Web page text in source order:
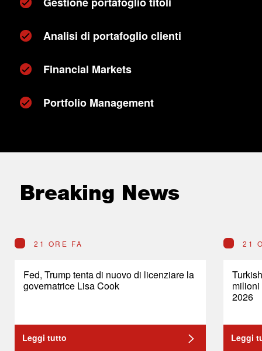
Analisi di portafoglio clienti
Financial Markets
Portfolio Management
Breaking News
21 ORE FA
Fed, Trump tenta di nuovo di licenziare la
governatrice Lisa Cook
Leggi tutto
21
2026
Leggi